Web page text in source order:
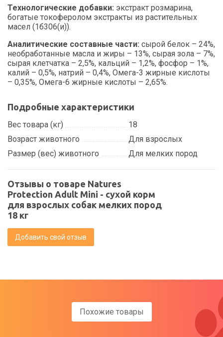
Технологические добавки: экстракт розмарина,
богатые токоферолом экстракты из растительных
масел (1б306(и)).
Aнaлитические составные части: сырой белок – 24%,
необработанные масла и жиры – 13%, сырая зола – 7%,
сырая клетчатка – 2,5%, кальций – 1,2%, фосфор – 1%,
калий – 0,5%, натрий – 0,4%, Омега-3 жирные кислоты
– 0,35%, Омега-6 жирные кислоты – 2,65%.
Подробные характеристики
Вес товара (кг)
18
Возраст животного
Для взрослых
Размер (вес) животного
Для мелких пород
Отзывы о товаре Natures
Protection Adult Mini - сухой корм
для взрослых собак мелких пород
18 кг
Добавить свой отзыв
Похожие товары